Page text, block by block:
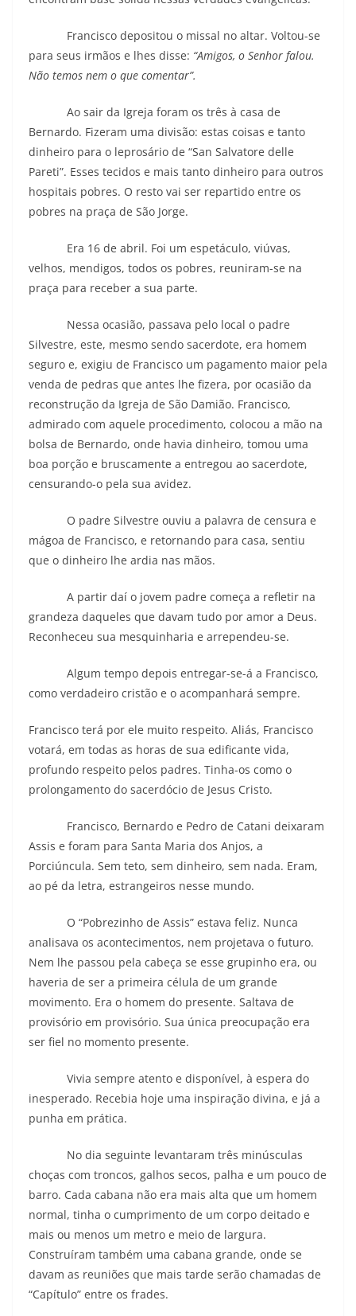
Francisco depositou o missal no altar. Voltou-se
para seus irmãos e lhes disse: “Amigos, o Senhor falou.
Não temos nem o que comentar”.
Ao sair da Igreja foram os três à casa de
Bernardo. Fizeram uma divisão: estas coisas e tanto
dinheiro para o leprosário de “San Salvatore delle
Pareti”. Esses tecidos e mais tanto dinheiro para outros
hospitais pobres. O resto vai ser repartido entre os
pobres na praça de São Jorge.
Era 16 de abril. Foi um espetáculo, viúvas,
velhos, mendigos, todos os pobres, reuniram-se na
praça para receber a sua parte.
Nessa ocasião, passava pelo local o padre
Silvestre, este, mesmo sendo sacerdote, era homem
seguro e, exigiu de Francisco um pagamento maior pela
venda de pedras que antes lhe fizera, por ocasião da
reconstrução da Igreja de São Damião. Francisco,
admirado com aquele procedimento, colocou a mão na
bolsa de Bernardo, onde havia dinheiro, tomou uma
boa porção e bruscamente a entregou ao sacerdote,
censurando-o pela sua avidez.
O padre Silvestre ouviu a palavra de censura e
mágoa de Francisco, e retornando para casa, sentiu
que o dinheiro lhe ardia nas mãos.
A partir daí o jovem padre começa a refletir na
grandeza daqueles que davam tudo por amor a Deus.
Reconheceu sua mesquinharia e arrependeu-se.
Algum tempo depois entregar-se-á a Francisco,
como verdadeiro cristão e o acompanhará sempre.
Francisco terá por ele muito respeito. Aliás, Francisco
votará, em todas as horas de sua edificante vida,
profundo respeito pelos padres. Tinha-os como o
prolongamento do sacerdócio de Jesus Cristo.
Francisco, Bernardo e Pedro de Catani deixaram
Assis e foram para Santa Maria dos Anjos, a
Porciúncula. Sem teto, sem dinheiro, sem nada. Eram,
ao pé da letra, estrangeiros nesse mundo.
O “Pobrezinho de Assis” estava feliz. Nunca
analisava os acontecimentos, nem projetava o futuro.
Nem lhe passou pela cabeça se esse grupinho era, ou
haveria de ser a primeira célula de um grande
movimento. Era o homem do presente. Saltava de
provisório em provisório. Sua única preocupação era
ser fiel no momento presente.
Vivia sempre atento e disponível, à espera do
inesperado. Recebia hoje uma inspiração divina, e já a
punha em prática.
No dia seguinte levantaram três minúsculas
choças com troncos, galhos secos, palha e um pouco de
barro. Cada cabana não era mais alta que um homem
normal, tinha o cumprimento de um corpo deitado e
mais ou menos um metro e meio de largura.
Construíram também uma cabana grande, onde se
davam as reuniões que mais tarde serão chamadas de
“Capítulo” entre os frades.